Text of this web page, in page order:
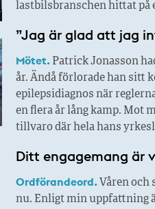
lastbilsbranschen hittat på
”Jag är glad att jag
Mötet.Patrick Jonasson
år. Ändå förlorade han sitt
epilepsidiagnos när
en flera år lång kamp. Mot
tillvaro där hela hans
Ditt engagemang är
Ordförandeord.Våren och
nu. Enligt min uppfattning